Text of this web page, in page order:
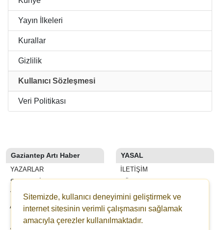
Yayın İlkeleri
Kurallar
Gizlilik
Kullanıcı Sözleşmesi
Veri Politikası
Gaziantep Artı Haber
YAZARLAR
SON DAKİKA
VİDEOLAR
ANKETLER
FİRMA REHBERİ
YASAL
İLETIŞIM
KÜNYE
YAYIN İLKELERI
KURALLAR
GIZLILIK
Sitemizde, kullanıcı deneyimini geliştirmek ve
internet sitesinin verimli çalışmasını sağlamak
amacıyla çerezler kullanılmaktadır.